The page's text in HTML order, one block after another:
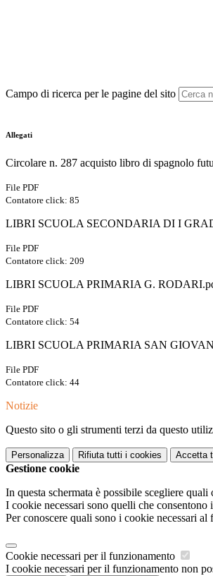
Campo di ricerca per le pagine del sito
Allegati
Circolare n. 287 acquisto libro di spagnolo
File PDF
Contatore click: 85
LIBRI SCUOLA SECONDARIA DI I
File PDF
Contatore click: 209
LIBRI SCUOLA PRIMARIA G.
File PDF
Contatore click: 54
LIBRI SCUOLA PRIMARIA SAN
File PDF
Contatore click: 44
Notizie
Questo sito o gli strumenti terzi da questo
Personalizza Rifiuta tutti i cookies Accetta
Gestione cookie
In questa schermata è possibile scegliere quali
I cookie necessari sono quelli che
Per conoscere quali sono i cookie necessari
Cookie necessari per il funzionamento
I cookie necessari per il funzionamento non